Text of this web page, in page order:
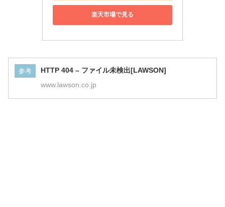
楽天市場で見る
参考 HTTP 404 – ファイル未検出[LAWSON]
www.lawson.co.jp